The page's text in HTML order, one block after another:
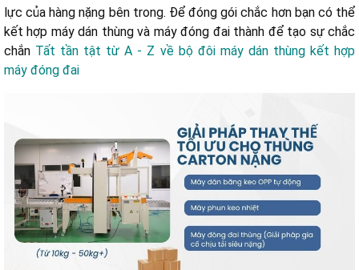
lực của hàng nặng bên trong. Để đóng gói chắc hơn bạn có thể
kết hợp máy dán thùng và máy đóng đai thành để tạo sự chắc
chắn Tất tần tật từ A - Z về bộ đôi máy dán thùng kết hợp
máy đóng đai